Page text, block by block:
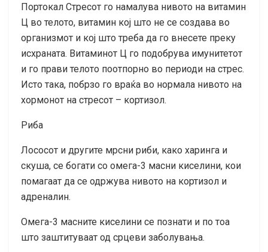
Портокал Стресот го намалува нивото на витамин
Ц во телото, витамин кој што не се создава во
организмот и кој што треба да го внесете преку
исхраната. Витаминот Ц го подобрува имунитетот
и го прави телото поотпорно во периоди на стрес.
Исто така, побрзо го враќа во нормала нивото на
хормонот на стресот – кортизол.
Риба
Лососот и другите мрсни риби, како харинга и
скуша, се богати со омега-3 масни киселини, кои
помагаат да се одржува нивото на кортизол и
адреналин.
Омега-3 масните киселини се познати и по тоа
што заштитуваат од срцеви заболувања.